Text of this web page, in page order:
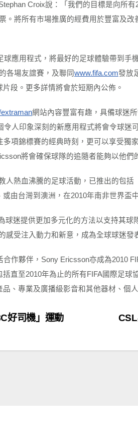
Croix說：「我們的目標是向所有
。將所有市場推廣的經費用於豐富及
球應用程式，將最好的足球體驗帶到手
各場友誼賽，及聯同 www.fifa.com發放
段。更多詳情將會於短期內公佈。
網站內容豐富有趣，具備球迷所
令人印象深刻的新應用程式將會令球迷
項錦標賽的經典時刻，更可以享受獨
將會確保球隊的追隨者能夠以他們
人熱血沸騰的足球活動，已推出的包括
或由台灣到澳洲，在2010年南非世界盃
球迷提供更加多元化的方法以支持其
感受注入動力和新意，成為全球球迷發
合作夥伴， Sony Ericsson亦成為2010
括直至2010年為止的所有FIFA國際足球
、專業及廣播級影音和其他器材、個
好司機」運動